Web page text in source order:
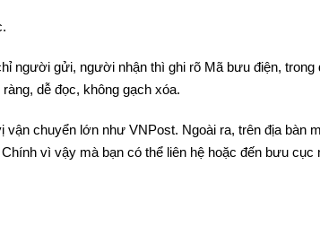
người gửi, người nhận thì ghi rõ Mã bưu điện, trong
dễ đọc, không gạch xóa.
chuyển lớn như VNPost. Ngoài ra, trên địa bàn
vì vậy mà bạn có thể liên hệ hoặc đến bưu cục